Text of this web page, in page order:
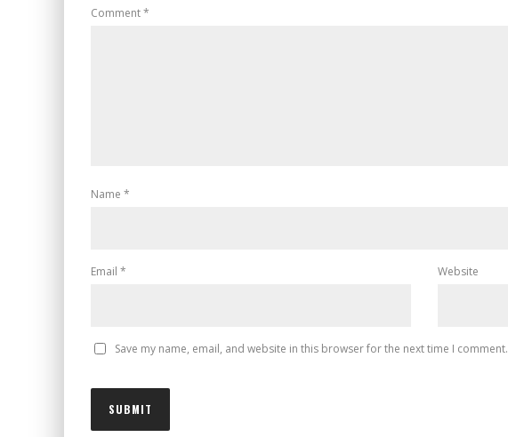
Comment*
Name *
Email * Website
Save my name, email, and website in this browser for the next time I comment.